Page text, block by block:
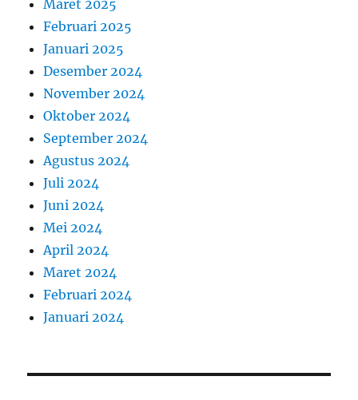
Maret 2025
Februari 2025
Januari 2025
Desember 2024
November 2024
Oktober 2024
September 2024
Agustus 2024
Juli 2024
Juni 2024
Mei 2024
April 2024
Maret 2024
Februari 2024
Januari 2024